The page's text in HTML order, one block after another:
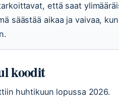
että saat
säästää aikaa ja vaivaa,
koodit
huhtikuun lopussa 2026.